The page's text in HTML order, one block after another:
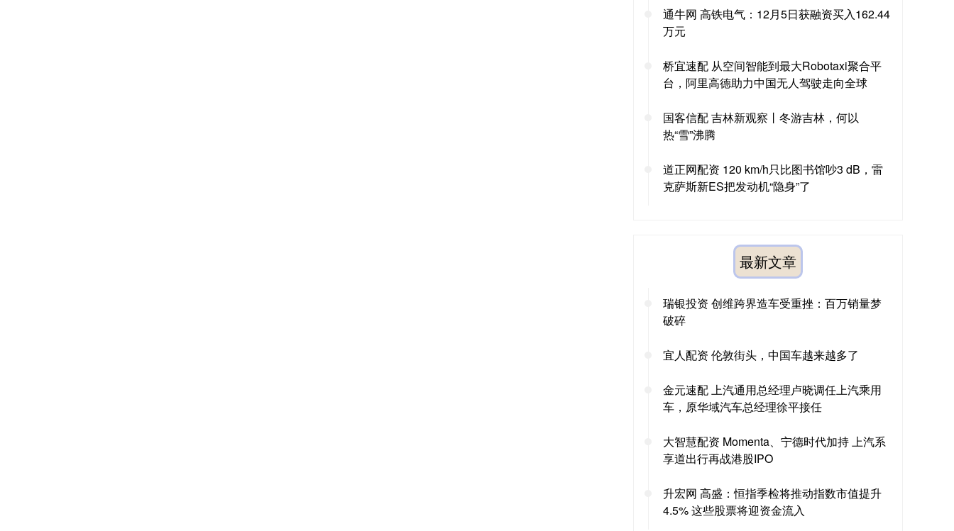
通牛网 高铁电气：12月5日获融资买入162.44
万元
桥宜速配 从空间智能到最大Robotaxi聚合平
台，阿里高德助力中国无人驾驶走向全球
国客信配 吉林新观察丨冬游吉林，何以
热“雪”沸腾
道正网配资 120 km/h只比图书馆吵3 dB，雷
克萨斯新ES把发动机“隐身”了
最新文章
瑞银投资 创维跨界造车受重挫：百万销量梦
破碎
宜人配资 伦敦街头，中国车越来越多了
金元速配 上汽通用总经理卢晓调任上汽乘用
车，原华域汽车总经理徐平接任
大智慧配资 Momenta、宁德时代加持 上汽系
享道出行再战港股IPO
升宏网 高盛：恒指季检将推动指数市值提升
4.5% 这些股票将迎资金流入